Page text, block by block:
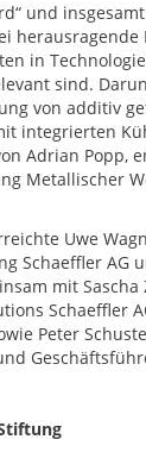
und
herausragende
in
sind.
von additiv
integrierten
Adrian Popp,
Metallischer
Uwe
Schaeffler AG
mit Sascha
Schaeffler
Peter